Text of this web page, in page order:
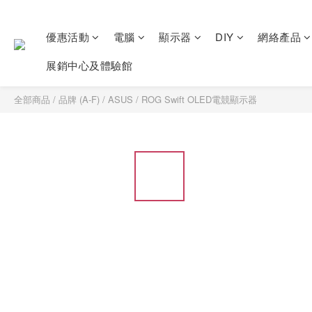
優惠活動 電腦 顯示器 DIY
網絡產品
展銷中心及體驗館
全部商品 / 品牌 (A-F) / ASUS / ROG Swift OLED電競顯示器